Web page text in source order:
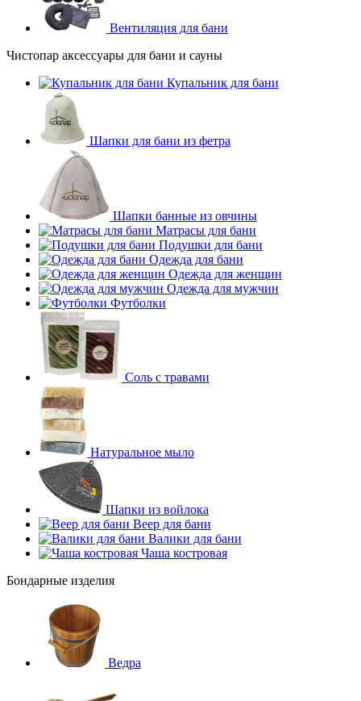
Вентиляция для бани
Чистопар аксессуары для бани и сауны
Купальник для бани
Шапки для бани из фетра
Шапки банные из овчины
Матрасы для бани
Подушки для бани
Одежда для бани
Одежда для женщин
Одежда для мужчин
Футболки
Соль с травами
Натуральное мыло
Шапки из войлока
Веер для бани
Валики для бани
Чаша костровая
Бондарные изделия
Ведра